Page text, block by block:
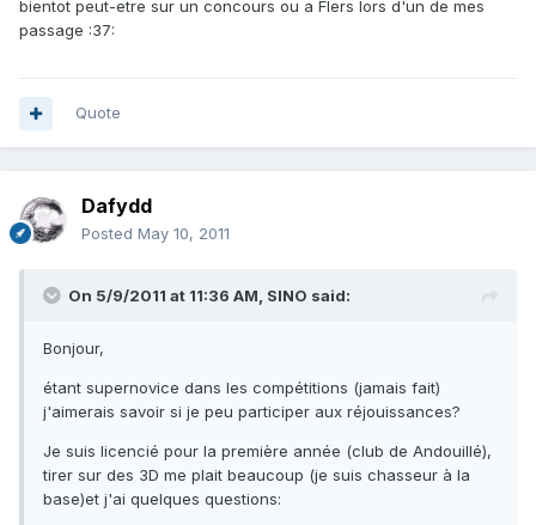
bientot peut-etre sur un concours ou a Flers lors d'un de mes
passage :37:
Quote
Dafydd
Posted May 10, 2011
On 5/9/2011 at 11:36 AM, SINO said:
Bonjour,
étant supernovice dans les compétitions (jamais fait)
j'aimerais savoir si je peu participer aux réjouissances?
Je suis licencié pour la première année (club de Andouillé),
tirer sur des 3D me plait beaucoup (je suis chasseur à la
base)et j'ai quelques questions: